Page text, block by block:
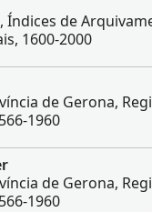
Índices de
1600-2000
de Gerona,
1960
de Gerona,
1960